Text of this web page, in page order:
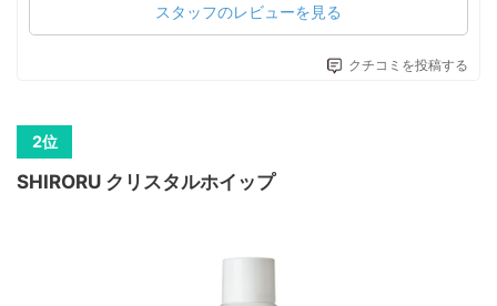
スタッフのレビューを見る
クチコミを投稿する
SHIRORU クリスタルホイップ